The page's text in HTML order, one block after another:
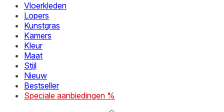
Vloerkleden
Lopers
Kunstgras
Kamers
Kleur
Maat
Stijl
Nieuw
Bestseller
Speciale aanbiedingen %
Noodzakelijk
Noodzakelijke cookies zijn essentieel voor de
verandert, zoals uw voorkeurstaal of de regio waar u zich